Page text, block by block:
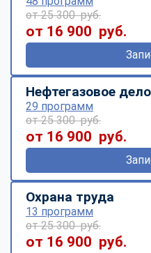
от 25 300 руб.
от 16 900 руб.
Нефтегазовое дело
29 программ
от 25 300 руб.
от 16 900 руб.
Охрана труда
13 программ
от 25 300 руб.
от 16 900 руб.